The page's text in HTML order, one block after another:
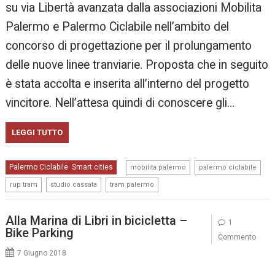
su via Libertà avanzata dalla associazioni Mobilita
Palermo e Palermo Ciclabile nell’ambito del
concorso di progettazione per il prolungamento
delle nuove linee tranviarie. Proposta che in seguito
è stata accolta e inserita all’interno del progetto
vincitore. Nell’attesa quindi di conoscere gli…
LEGGI TUTTO
Palermo Ciclabile,Smart cities mobilita palermo palermo ciclabile
rup tram studio cassata tram palermo
Alla Marina di Libri in bicicletta –
Bike Parking
7 Giugno 2018
1
Commento